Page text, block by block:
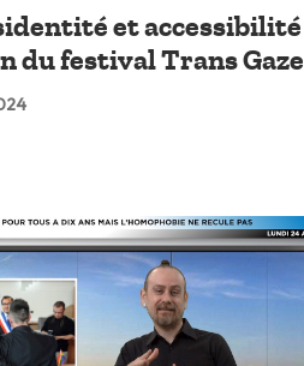
et accessibilité
du festival Trans Gaze
tard